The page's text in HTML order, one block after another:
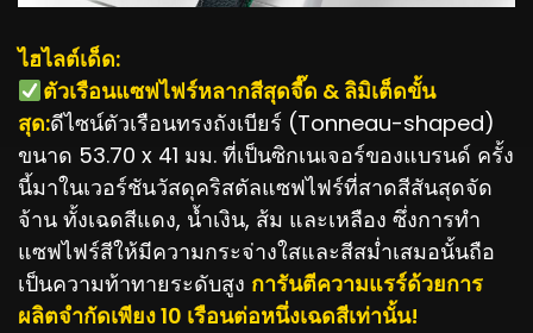
ไฮไลต์เด็ด:
ตัวเรือนแซฟไฟร์หลากสีสุดจี๊ด & ลิมิเต็ดขั้น
สุด:ดีไซน์ตัวเรือนทรงถังเบียร์ (Tonneau-shaped)
ขนาด 53.70 x 41 มม. ที่เป็นซิกเนเจอร์ของแบรนด์ ครั้ง
นี้มาในเวอร์ชันวัสดุคริสตัลแซฟไฟร์ที่สาดสีสันสุดจัด
จ้าน ทั้งเฉดสีแดง, น้ำเงิน, ส้ม และเหลือง ซึ่งการทำ
แซฟไฟร์สีให้มีความกระจ่างใสและสีสม่ำเสมอนั้นถือ
เป็นความท้าทายระดับสูง การันตีความแรร์ด้วยการ
ผลิตจำกัดเพียง 10 เรือนต่อหนึ่งเฉดสีเท่านั้น!